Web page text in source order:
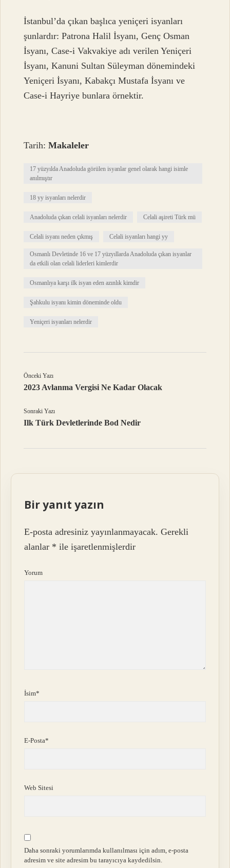
İstanbul’da çıkan başlıca yeniçeri isyanları
şunlardır: Patrona Halil İsyanı, Genç Osman
İsyanı, Case-i Vakvakiye adı verilen Yeniçeri
İsyanı, Kanuni Sultan Süleyman dönemindeki
Yeniçeri İsyanı, Kabakçı Mustafa İsyanı ve
Case-i Hayriye bunlara örnektir.
Tarih:Makaleler
17 yüzyılda Anadoluda görülen isyanlar genel olarak hangi isimle
anılmıştır
18 yy isyanları nelerdir
Anadoluda çıkan celali isyanları nelerdir Celali aşireti Türk mü
Celali isyanı neden çıkmış Celali isyanları hangi yy
Osmanlı Devletinde 16 ve 17 yüzyıllarda Anadoluda çıkan isyanlar
da etkili olan celali liderleri kimlerdir
Osmanlıya karşı ilk isyan eden azınlık kimdir
Şahkulu isyanı kimin döneminde oldu
Yeniçeri isyanları nelerdir
Önceki Yazı
2023 Avlanma Vergisi Ne Kadar Olacak
Sonraki Yazı
Ilk Türk Devletlerinde Bod Nedir
Bir yanıt yazın
E-posta adresiniz yayınlanmayacak. Gerekli
alanlar * ile işaretlenmişlerdir
Yorum
İsim*
E-Posta*
Web Sitesi
Daha sonraki yorumlarımda kullanılması için adım, e-posta
adresim ve site adresim bu tarayıcıya kaydedilsin.